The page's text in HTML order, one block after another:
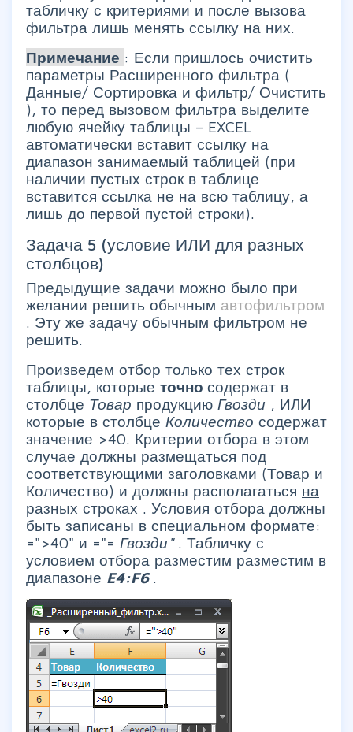
табличку с критериями и после вызова
фильтра лишь менять ссылку на них.
Примечание : Если пришлось очистить
параметры Расширенного фильтра (
Данные/ Сортировка и фильтр/ Очистить
), то перед вызовом фильтра выделите
любую ячейку таблицы – EXCEL
автоматически вставит ссылку на
диапазон занимаемый таблицей (при
наличии пустых строк в таблице
вставится ссылка не на всю таблицу, а
лишь до первой пустой строки).
Задача 5 (условие ИЛИ для разных
столбцов)
Предыдущие задачи можно было при
желании решить обычным автофильтром
. Эту же задачу обычным фильтром не
решить.
Произведем отбор только тех строк
таблицы, которые точно содержат в
столбце Товар продукцию Гвозди , ИЛИ
которые в столбце Количество содержат
значение >40. Критерии отбора в этом
случае должны размещаться под
соответствующими заголовками (Товар и
Количество) и должны располагаться на
разных строках . Условия отбора должны
быть записаны в специальном формате:
=">40" и ="= Гвозди" . Табличку с
условием отбора разместим разместим в
диапазоне E4:F6 .